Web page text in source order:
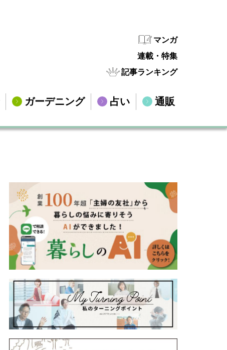
マンガ
連載・特集
記事ランキング
ガーデニング 占い 通販